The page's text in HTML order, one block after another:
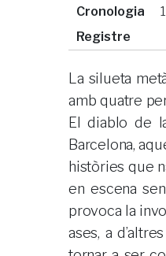
Cronologia
Registre
La silueta
amb quatre
El diablo de
Barcelona,
històries que
en escena
provoca la
ases, a